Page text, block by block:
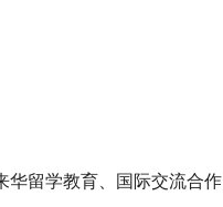
华留学教育、国际交流合作